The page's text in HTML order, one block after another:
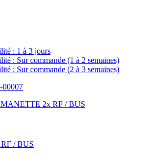
: 1 à 3 jours
: Sur commande (1 à 2 semaines)
: Sur commande (2 à 3 semaines)
00007
/ BUS